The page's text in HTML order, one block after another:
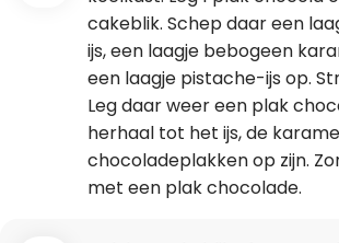
cakeblik. Schep daar een
ijs, een laagje bebogeen
een laagje pistache-ijs op.
Leg daar weer een plak
herhaal tot het ijs, de
chocoladeplakken op zijn.
met een plak chocolade.